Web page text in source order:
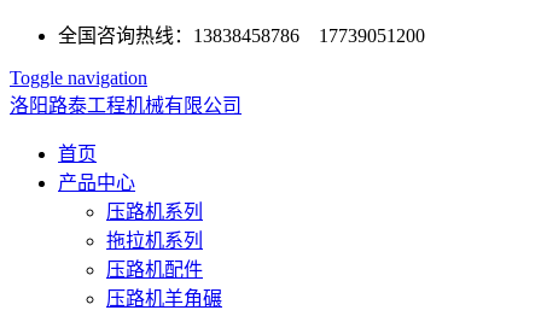
全国咨询热线：13838458786 17739051200
Toggle navigation
洛阳路泰工程机械有限公司
首页
产品中心
压路机系列
拖拉机系列
压路机配件
压路机羊角碾